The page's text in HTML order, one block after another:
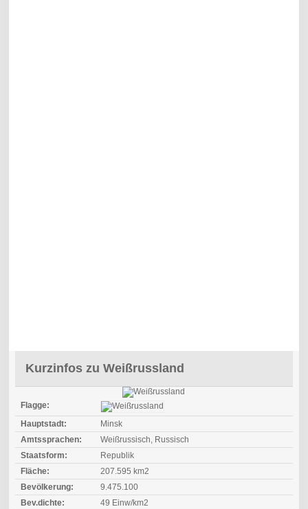
Kurzinfos zu Weißrussland
Flagge:
Hauptstadt:
Minsk
Amtssprachen:
Weißrussisch, Russisch
Staatsform:
Republik
Fläche:
207.595 km2
Bevölkerung:
9.475.100
Bev.dichte:
49 Einw/km2